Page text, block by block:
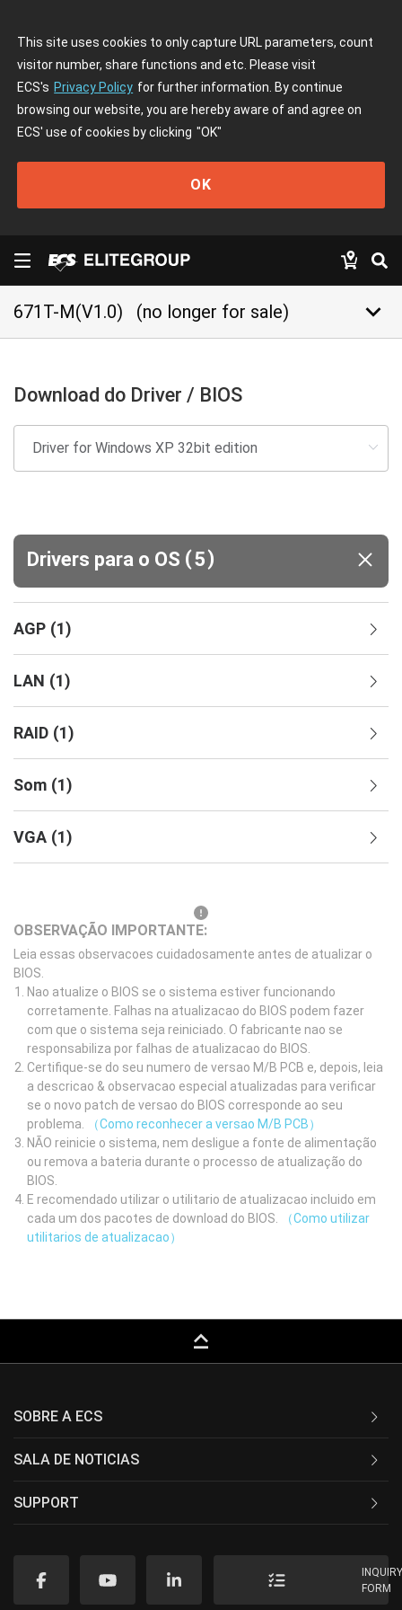
This site uses cookies to only capture URL parameters, count
visitor number, share functions and etc. Please visit
ECS's Privacy Policy for further information. By continue
browsing our website, you are hereby aware of and agree on
ECS' use of cookies by clicking "OK"
OK
671T-M(V1.0) (no longer for sale) keyboard_arrow_down
Download do Driver / BIOS
Drivers para o OS (5)
AGP (1)
LAN (1)
RAID (1)
Som (1)
VGA (1)
OBSERVAÇÃO IMPORTANTE:
Leia essas observacoes cuidadosamente antes de atualizar o
BIOS.
Nao atualize o BIOS se o sistema estiver funcionando
corretamente. Falhas na atualizacao do BIOS podem fazer
com que o sistema seja reiniciado. O fabricante nao se
responsabiliza por falhas de atualizacao do BIOS.
Certifique-se do seu numero de versao M/B PCB e, depois, leia
a descricao & observacao especial atualizadas para verificar
se o novo patch de versao do BIOS corresponde ao seu
problema.
（Como reconhecer a versao M/B PCB）
NÃO reinicie o sistema, nem desligue a fonte de alimentação
ou remova a bateria durante o processo de atualização do
BIOS.
E recomendado utilizar o utilitario de atualizacao incluido em
cada um dos pacotes de download do BIOS.
（Como utilizar
utilitarios de atualizacao）
keyboard_capslock
SOBRE A ECS
SALA DE NOTICIAS
SUPPORT
FORM